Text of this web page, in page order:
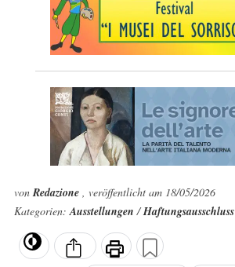
vonRedazione , veröffentlicht am 18/05/2026
Kategorien:Ausstellungen/Haftungsausschluss